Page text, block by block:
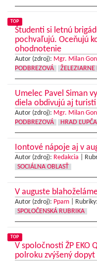
TOP
Študenti si letnú
pochvaľujú. Oceňujú
ohodnotenie
Autor (zdroj): Mgr. Milan
PODBREZOVÁ
Umelec Pavel Siman
diela obdivujú aj
Autor (zdroj): Mgr. Milan
PODBREZOVÁ
HRAD ĽUPČA
Iontové nápoje aj v
Autor (zdroj): Redakcia
SOCIÁLNA OBLASŤ
V auguste
Autor (zdroj): Ppam Rubriky:
SPOLOČENSKÁ RUBRIKA
TOP
V spoločnosti ŽP EKO
polroku zvýšený